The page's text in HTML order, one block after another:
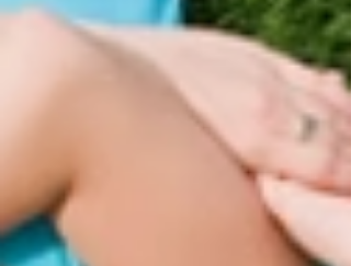
ordsprog Hvor ofte: • Spiser du på farten • Springer
du måltider over for at “spare tid” • Spiser du en
færdigret, der er hurtig, men som efterlader dig
drænet? Der er ingen fordømmelse her – livet, at
balancere arbejde, familie og forpligtelser kan
efterlade dig tom og med næsten ingen tid til meget
andet – vi kan alle falde i usunde vaner.